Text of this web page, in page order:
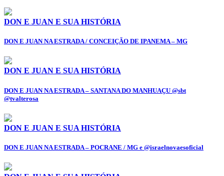
DON E JUAN E SUA HISTÓRIA
DON E JUAN NA ESTRADA / CONCEIÇÃO DE IPANEMA – MG
DON E JUAN E SUA HISTÓRIA
DON E JUAN NA ESTRADA – SANTANA DO MANHUAÇU @sbt
@tvalterosa
DON E JUAN E SUA HISTÓRIA
DON E JUAN NA ESTRADA – POCRANE / MG e @israelnovaesoficial